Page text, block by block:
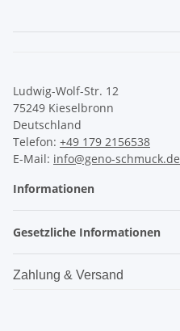
Ludwig-Wolf-Str. 12
75249 Kieselbronn
Deutschland
Telefon: +49 179 2156538
E-Mail: info@geno-schmuck.de
Informationen
Gesetzliche Informationen
Zahlung & Versand